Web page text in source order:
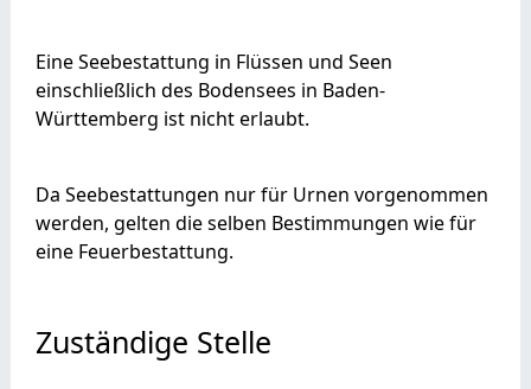
Eine Seebestattung in Flüssen und Seen
einschließlich des Bodensees in Baden-
Württemberg ist nicht erlaubt.
Da Seebestattungen nur für Urnen vorgenommen
werden, gelten die selben Bestimmungen wie für
eine Feuerbestattung.
Zuständige Stelle